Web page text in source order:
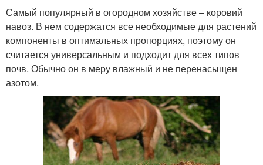
Самый популярный в огородном хозяйстве – коровий
навоз. В нем содержатся все необходимые для растений
компоненты в оптимальных пропорциях, поэтому он
считается универсальным и подходит для всех типов
почв. Обычно он в меру влажный и не перенасыщен
азотом.